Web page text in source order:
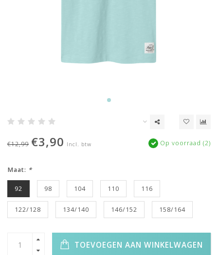
€12,99 €3,90 Incl. btw Op voorraad (2)
Maat: *
92 98 104 110 116
122/128 134/140 146/152 158/164
TOEVOEGEN AAN WINKELWAGEN